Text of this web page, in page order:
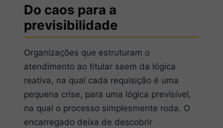
Do caos para a
previsibilidade
Organizações que estruturam o
atendimento ao titular saem da lógica
reativa, na qual cada requisição é uma
pequena crise, para uma lógica previsível,
na qual o processo simplesmente roda. O
encarregado deixa de descobrir